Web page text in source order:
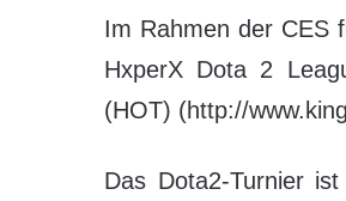
Im Rahmen der CES
HxperX Dota 2
(HOT) (http://
Das Dota2-Turnier